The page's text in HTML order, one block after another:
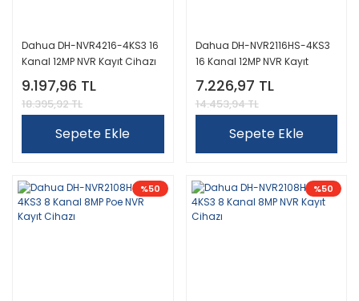
Dahua DH-NVR4216-4KS3 16
Kanal 12MP NVR Kayıt Cihazı
9.197,96 TL
18.395,92 TL
Sepete Ekle
Dahua DH-NVR2116HS-4KS3
16 Kanal 12MP NVR Kayıt
Cihazı
7.226,97 TL
14.453,94 TL
Sepete Ekle
%50 %50